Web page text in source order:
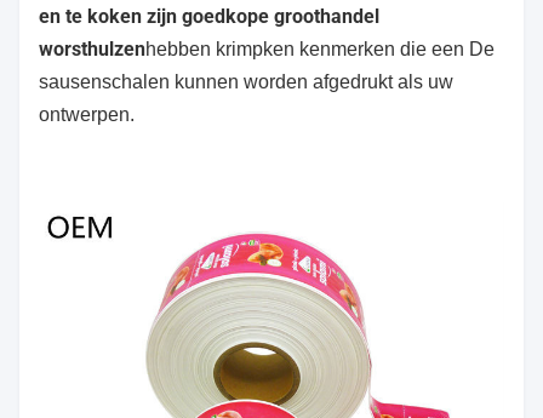
en te koken zijn goedkope groothandel
worsthulzenhebben krimpken kenmerken die een De
sausenschalen kunnen worden afgedrukt als uw
ontwerpen.